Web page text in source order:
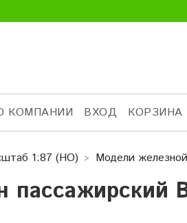
КОМПАНИИ ВХОД КОРЗИНА
1:87 (HO) Модели
пассажирский